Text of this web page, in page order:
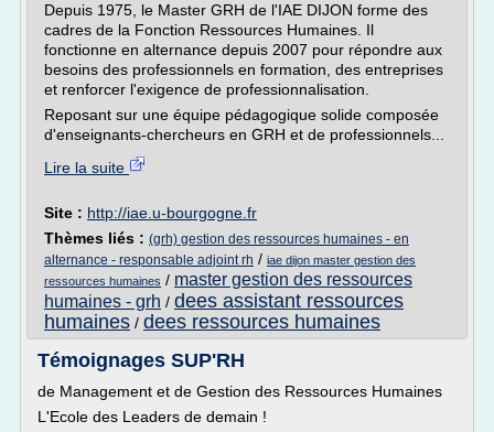
Depuis 1975, le Master GRH de l'IAE DIJON forme des
cadres de la Fonction Ressources Humaines. Il
fonctionne en alternance depuis 2007 pour répondre aux
besoins des professionnels en formation, des entreprises
et renforcer l'exigence de professionnalisation.
Reposant sur une équipe pédagogique solide composée
d'enseignants-chercheurs en GRH et de professionnels...
Lire la suite
Site : http://iae.u-bourgogne.fr
Thèmes liés : (grh) gestion des ressources humaines - en
alternance - responsable adjoint rh / iae dijon master gestion des
ressources humaines / master gestion des ressources
humaines - grh / dees assistant ressources
humaines / dees ressources humaines
Témoignages SUP'RH
de Management et de Gestion des Ressources Humaines
L'Ecole des Leaders de demain !